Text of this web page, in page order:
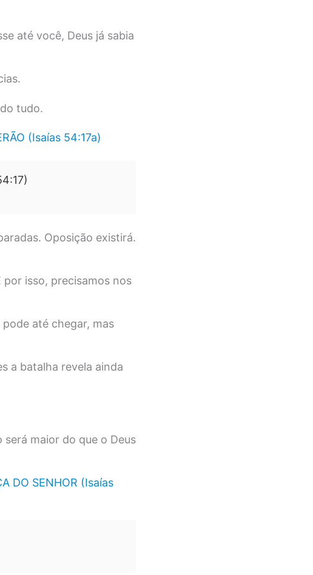
até você, Deus já sabia
tudo.
(Isaías 54:17a)
Oposição existirá.
por isso, precisamos nos
pode até chegar, mas
a batalha revela ainda
maior do que o Deus
DO SENHOR (Isaías